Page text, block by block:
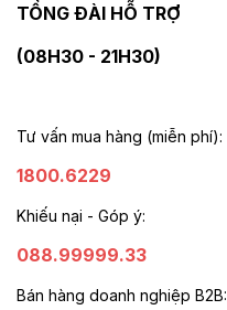
TỔNG ĐÀI HỖ TRỢ
(08H30 - 21H30)
Tư vấn mua hàng (miễn phí):
1800.6229
Khiếu nại - Góp ý:
088.99999.33
Bán hàng doanh nghiệp B2B: